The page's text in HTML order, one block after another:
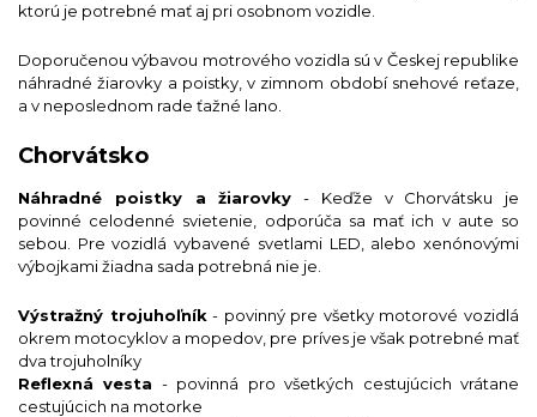
ktorú je potrebné mať aj pri osobnom vozidle.
Doporučenou výbavou motrového vozidla sú v Českej republike
náhradné žiarovky a poistky, v zimnom období snehové reťaze,
a v neposlednom rade ťažné lano.
Chorvátsko
Náhradné poistky a žiarovky - Keďže v Chorvátsku je
povinné celodenné svietenie, odporúča sa mať ich v aute so
sebou. Pre vozidlá vybavené svetlami LED, alebo xenónovými
výbojkami žiadna sada potrebná nie je.
Výstražný trojuhoľník - povinný pre všetky motorové vozidlá
okrem motocyklov a mopedov, pre príves je však potrebné mať
dva trojuholníky
Reflexná vesta - povinná pro všetkých cestujúcich vrátane
cestujúcich na motorke